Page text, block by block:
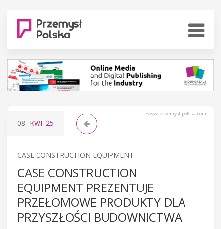
www.przemysl-polska.com
08 KWI '25
CASE CONSTRUCTION EQUIPMENT
CASE CONSTRUCTION
EQUIPMENT PREZENTUJE
PRZEŁOMOWE PRODUKTY DLA
PRZYSZŁOŚCI BUDOWNICTWA